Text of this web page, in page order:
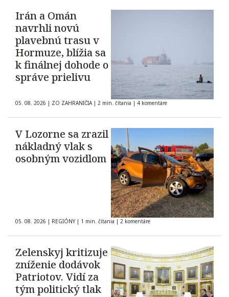
Irán a Omán
navrhli novú
plavebnú trasu v
Hormuze, blížia sa
k finálnej dohode o
správe prielivu
05. 08. 2026 | ZO ZAHRANIČIA | 2 min. čítania | 4 komentáre
V Lozorne sa zrazil
nákladný vlak s
osobným vozidlom
05. 08. 2026 | REGIÓNY | 1 min. čítania | 2 komentáre
Zelenskyj kritizuje
zníženie dodávok
Patriotov. Vidí za
tým politický tlak